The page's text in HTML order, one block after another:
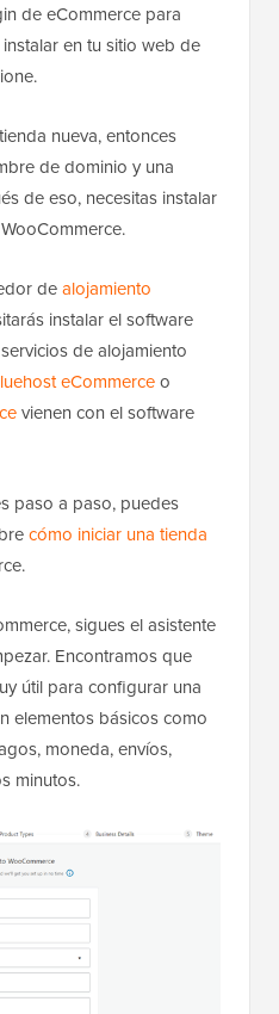
de eCommerce para
en tu sitio web de
nueva, entonces
de dominio y una
de eso, necesitas instalar
dealojamiento
instalar el software
de alojamiento
eCommerceo
vienen con el software
paso a paso, puedes
cómo iniciar una tienda
sigues el asistente
Encontramos que
útil para configurar una
elementos básicos como
moneda, envíos,
minutos.